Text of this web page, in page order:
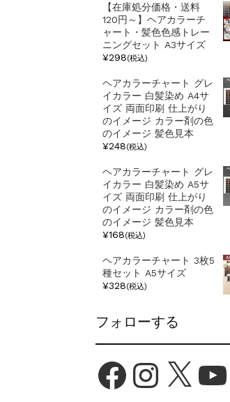
【在庫処分価格・送料
120円～】ヘアカラーチ
ャート・髪色色感トレー
ニングセット A3サイズ
¥298(税込)
ヘアカラーチャート グレ
イカラー 白髪染め A4サ
イズ 両面印刷 仕上がり
のイメージ カラー剤の色
のイメージ 髪色見本
¥248(税込)
ヘアカラーチャート グレ
イカラー 白髪染め A5サ
イズ 両面印刷 仕上がり
のイメージ カラー剤の色
のイメージ 髪色見本
¥168(税込)
ヘアカラーチャート 3枚5
種セット A5サイズ
¥328(税込)
フォローする
FacebookInstagram YouTube